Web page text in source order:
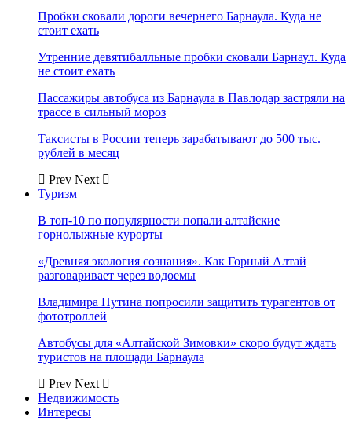
Пробки сковали дороги вечернего Барнаула. Куда не
стоит ехать
Утренние девятибалльные пробки сковали Барнаул. Куда
не стоит ехать
Пассажиры автобуса из Барнаула в Павлодар застряли на
трассе в сильный мороз
Таксисты в России теперь зарабатывают до 500 тыс.
рублей в месяц
Prev Next
Туризм
В топ-10 по популярности попали алтайские
горнолыжные курорты
«Древняя экология сознания». Как Горный Алтай
разговаривает через водоемы
Владимира Путина попросили защитить турагентов от
фототроллей
Автобусы для «Алтайской Зимовки» скоро будут ждать
туристов на площади Барнаула
Prev Next
Недвижимость
Интересы